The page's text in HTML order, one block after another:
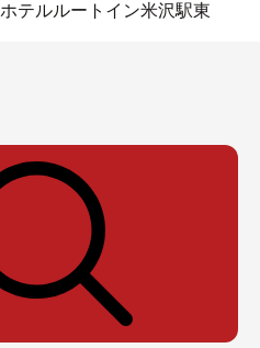
ホテルルートイン米沢駅東